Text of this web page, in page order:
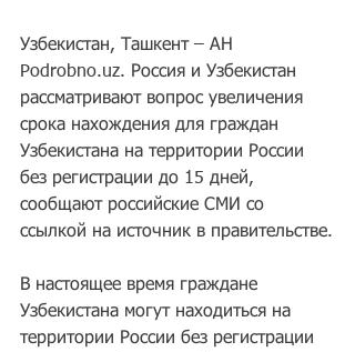
Узбекистан, Ташкент – АН
Podrobno.uz. Россия и Узбекистан
рассматривают вопрос увеличения
срока нахождения для граждан
Узбекистана на территории России
без регистрации до 15 дней,
сообщают российские СМИ со
ссылкой на источник в правительстве.
В настоящее время граждане
Узбекистана могут находиться на
территории России без регистрации